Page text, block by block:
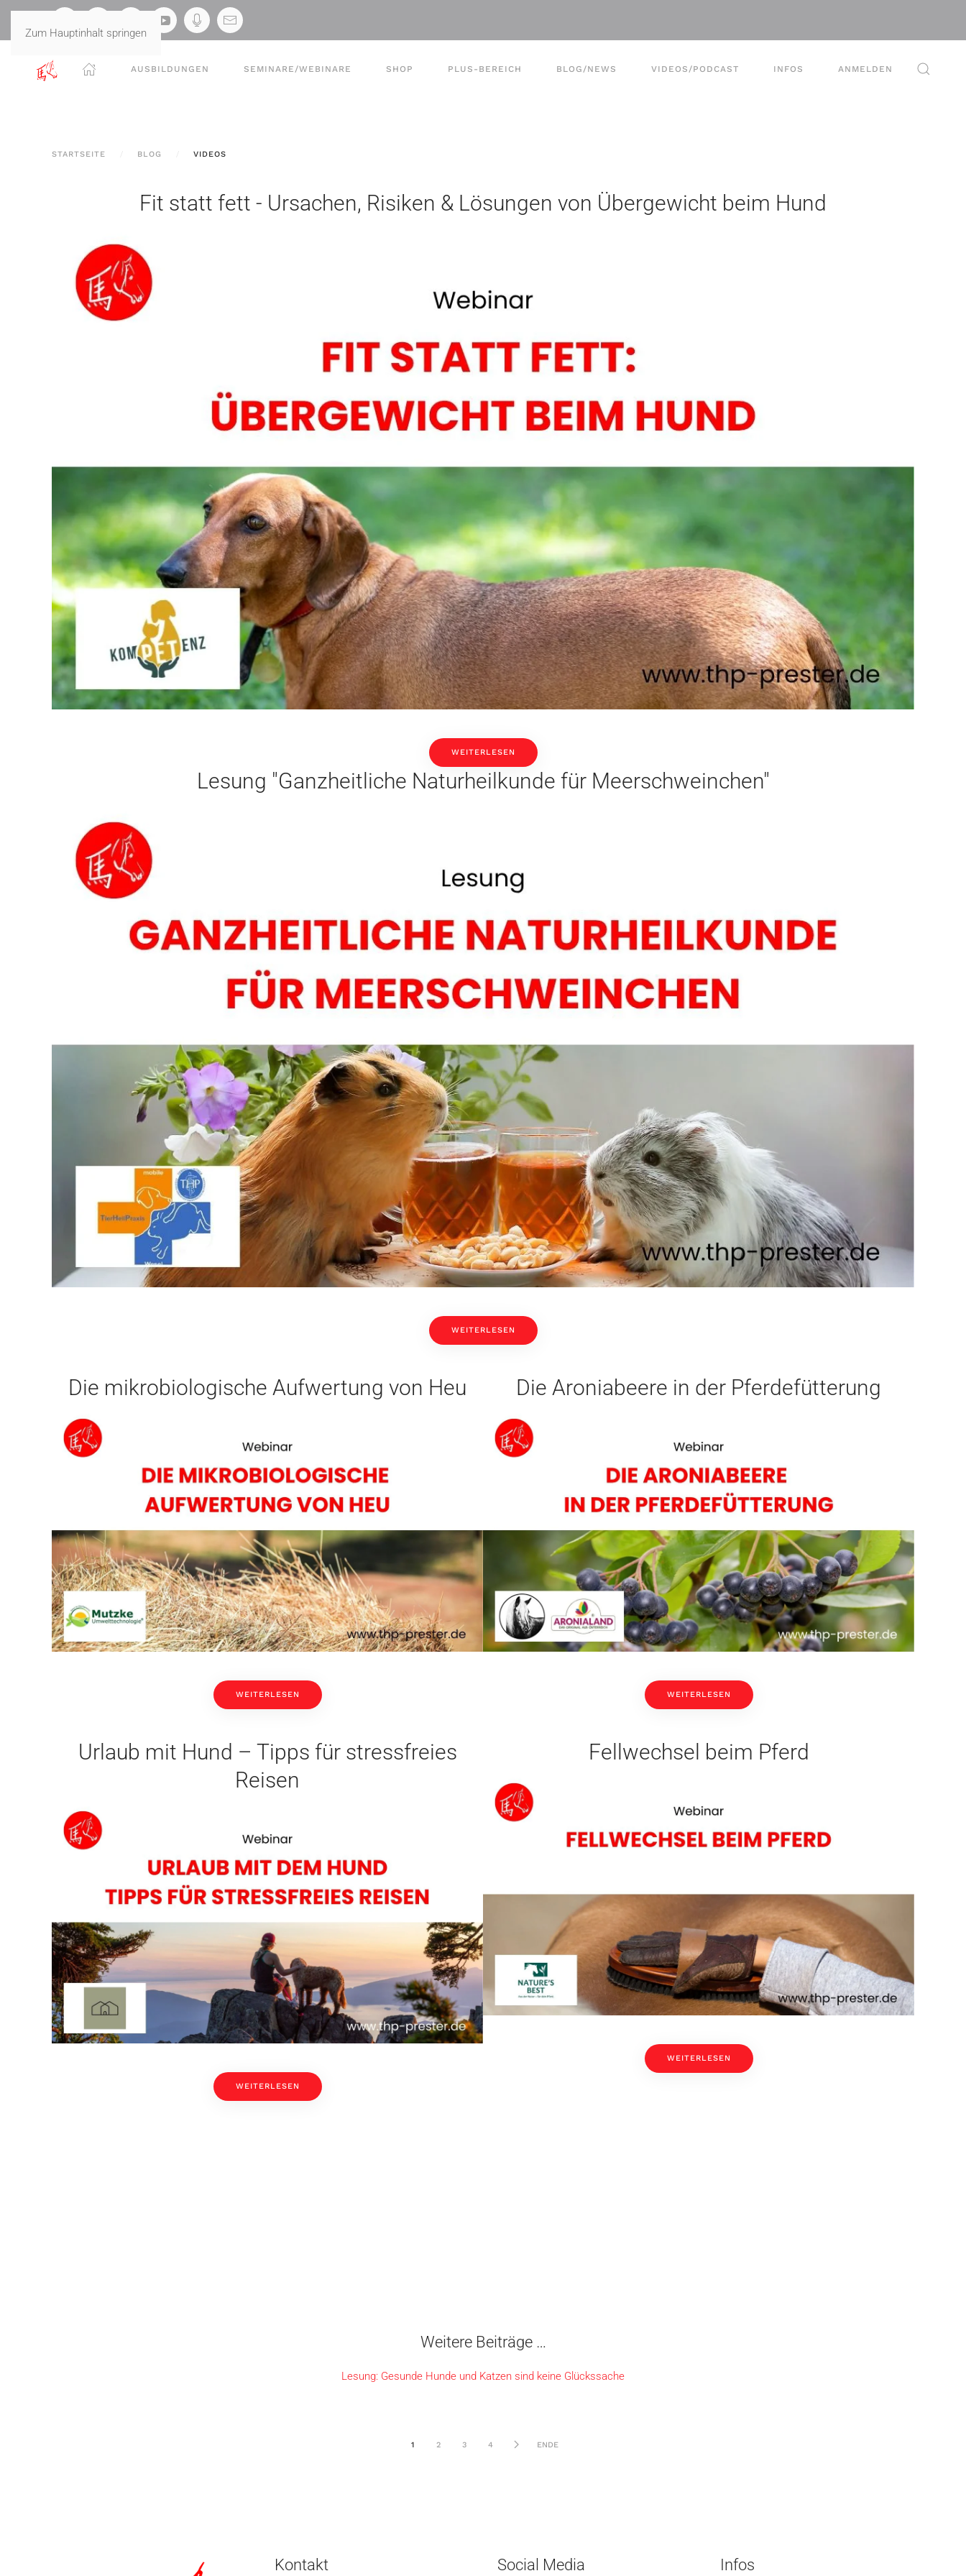
Zum Hauptinhalt springen
AUSBILDUNGEN SEMINARE/WEBINARE SHOP PLUS-BEREICH BLOG/NEWS VIDEOS/PODCAST INFOS ANMELDEN
STARTSEITE BLOG VIDEOS
Fit statt fett - Ursachen, Risiken & Lösungen von Übergewicht beim Hund
WEITERLESEN
Lesung "Ganzheitliche Naturheilkunde für Meerschweinchen"
WEITERLESEN
Die mikrobiologische Aufwertung von Heu
WEITERLESEN
Die Aroniabeere in der Pferdefütterung
WEITERLESEN
Urlaub mit Hund – Tipps für stressfreies
Reisen
WEITERLESEN
Fellwechsel beim Pferd
WEITERLESEN
Weitere Beiträge …
Lesung: Gesunde Hunde und Katzen sind keine Glückssache
1 2 3 4 ENDE
Kontakt Social Media Infos